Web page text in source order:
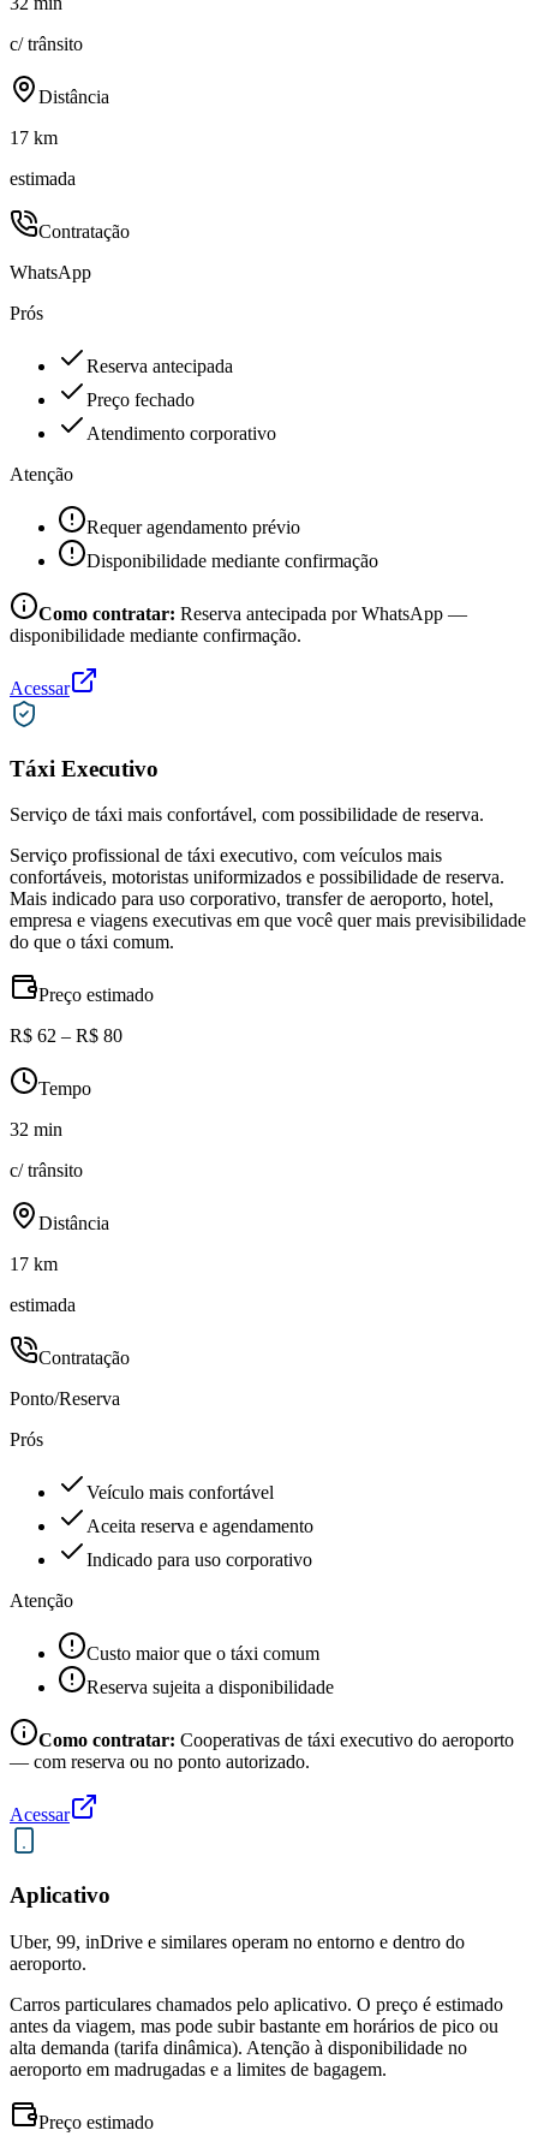
c/ trânsito
Distância
17 km
estimada
Contratação
WhatsApp
Prós
Reserva antecipada
Preço fechado
Atendimento corporativo
Atenção
Requer agendamento prévio
Disponibilidade mediante confirmação
Como contratar: Reserva antecipada por WhatsApp —
disponibilidade mediante confirmação.
Acessar
Táxi Executivo
Serviço de táxi mais confortável, com possibilidade de reserva.
Serviço profissional de táxi executivo, com veículos mais
confortáveis, motoristas uniformizados e possibilidade de reserva.
Mais indicado para uso corporativo, transfer de aeroporto, hotel,
empresa e viagens executivas em que você quer mais previsibilidade
do que o táxi comum.
Preço estimado
R$ 62 – R$ 80
Tempo
32 min
c/ trânsito
Distância
17 km
estimada
Contratação
Ponto/Reserva
Prós
Veículo mais confortável
Aceita reserva e agendamento
Indicado para uso corporativo
Atenção
Custo maior que o táxi comum
Reserva sujeita a disponibilidade
Como contratar: Cooperativas de táxi executivo do aeroporto
— com reserva ou no ponto autorizado.
Acessar
Aplicativo
Uber, 99, inDrive e similares operam no entorno e dentro do
aeroporto.
Carros particulares chamados pelo aplicativo. O preço é estimado
antes da viagem, mas pode subir bastante em horários de pico ou
alta demanda (tarifa dinâmica). Atenção à disponibilidade no
aeroporto em madrugadas e a limites de bagagem.
Preço estimado